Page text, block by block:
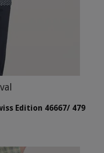
Edition 46667/ 479